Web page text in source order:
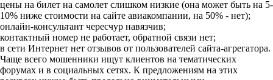
цены на билет на самолет слишком низкие (она может быть на 5-
10% ниже стоимости на сайте авиакомпании, на 50% - нет);
онлайн-консультант чересчур навязчив;
контактный номер не работает, обратной связи нет;
в сети Интернет нет отзывов от пользователей сайта-агрегатора.
Чаще всего мошенники ищут клиентов на тематических
форумах и в социальных сетях. К предложениям на этих